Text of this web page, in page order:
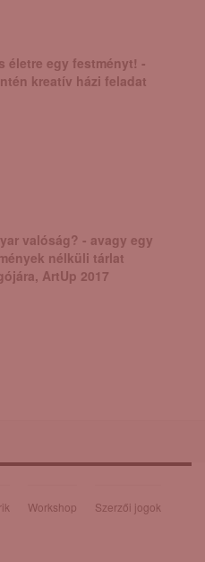
életre egy festményt! -
kreatív házi feladat
valóság? - avagy egy
nélküli tárlat
ArtUp 2017
Workshop Szerzői jogok